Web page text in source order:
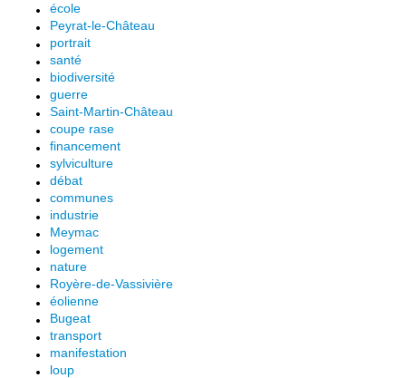
école
Peyrat-le-Château
portrait
santé
biodiversité
guerre
Saint-Martin-Château
coupe rase
financement
sylviculture
débat
communes
industrie
Meymac
logement
nature
Royère-de-Vassivière
éolienne
Bugeat
transport
manifestation
loup